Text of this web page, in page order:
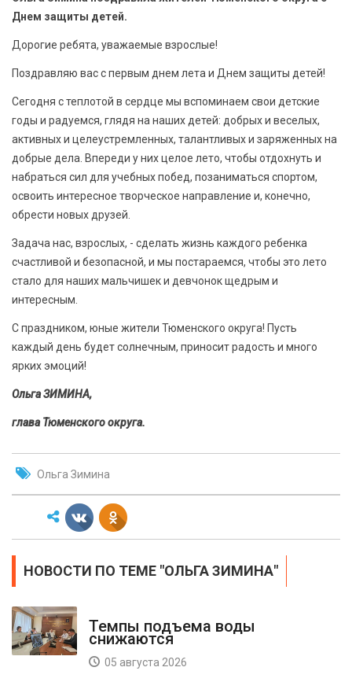
Днем защиты детей.
Дорогие ребята, уважаемые взрослые!
Поздравляю вас с первым днем лета и Днем защиты детей!
Сегодня с теплотой в сердце мы вспоминаем свои детские
годы и радуемся, глядя на наших детей: добрых и веселых,
активных и целеустремленных, талантливых и заряженных на
добрые дела. Впереди у них целое лето, чтобы отдохнуть и
набраться сил для учебных побед, позаниматься спортом,
освоить интересное творческое направление и, конечно,
обрести новых друзей.
Задача нас, взрослых, - сделать жизнь каждого ребенка
счастливой и безопасной, и мы постараемся, чтобы это лето
стало для наших мальчишек и девчонок щедрым и
интересным.
С праздником, юные жители Тюменского округа! Пусть
каждый день будет солнечным, приносит радость и много
ярких эмоций!
Ольга ЗИМИНА,
глава Тюменского округа.
Ольга Зимина
НОВОСТИ ПО ТЕМЕ "ОЛЬГА ЗИМИНА"
Темпы подъема воды
снижаются
05 августа 2026